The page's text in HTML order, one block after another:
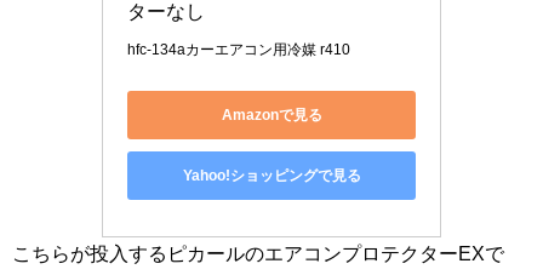
ターなし
hfc-134aカーエアコン用冷媒 r410
Amazonで見る
Yahoo!ショッピングで見る
こちらが投入するピカールのエアコンプロテクターEXで